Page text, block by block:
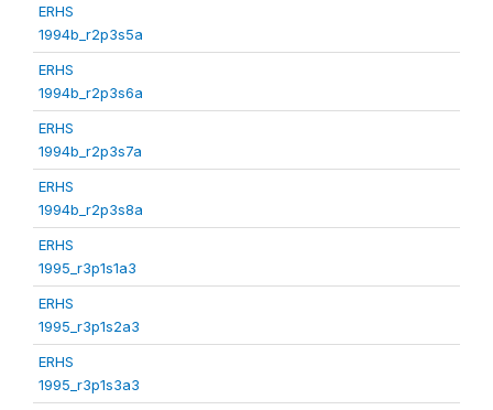
ERHS
1994b_r2p3s5a
ERHS
1994b_r2p3s6a
ERHS
1994b_r2p3s7a
ERHS
1994b_r2p3s8a
ERHS
1995_r3p1s1a3
ERHS
1995_r3p1s2a3
ERHS
1995_r3p1s3a3